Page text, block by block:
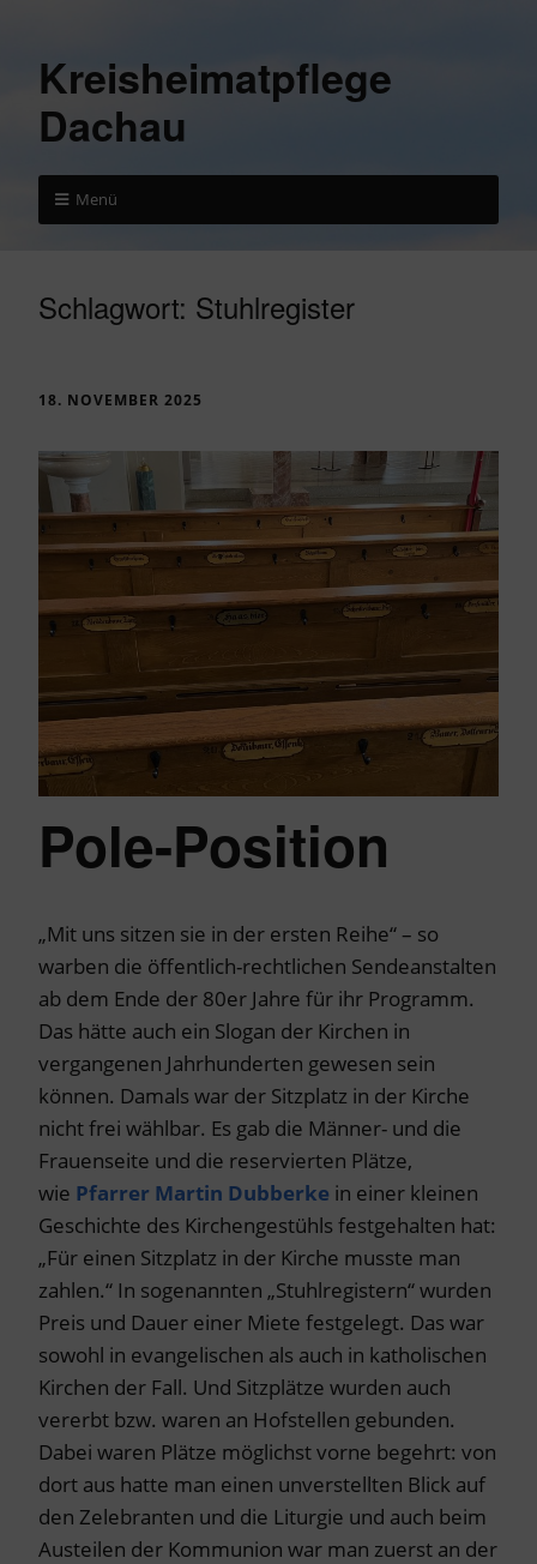
Kreisheimatpflege
Dachau
Menü
Schlagwort: Stuhlregister
18. NOVEMBER 2025
Pole-Position
„Mit uns sitzen sie in der ersten Reihe“ – so
warben die öffentlich-rechtlichen Sendeanstalten
ab dem Ende der 80er Jahre für ihr Programm.
Das hätte auch ein Slogan der Kirchen in
vergangenen Jahrhunderten gewesen sein
können. Damals war der Sitzplatz in der Kirche
nicht frei wählbar. Es gab die Männer- und die
Frauenseite und die reservierten Plätze,
wie Pfarrer Martin Dubberke in einer kleinen
Geschichte des Kirchengestühls festgehalten hat:
„Für einen Sitzplatz in der Kirche musste man
zahlen.“ In sogenannten „Stuhlregistern“ wurden
Preis und Dauer einer Miete festgelegt. Das war
sowohl in evangelischen als auch in katholischen
Kirchen der Fall. Und Sitzplätze wurden auch
vererbt bzw. waren an Hofstellen gebunden.
Dabei waren Plätze möglichst vorne begehrt: von
dort aus hatte man einen unverstellten Blick auf
den Zelebranten und die Liturgie und auch beim
Austeilen der Kommunion war man zuerst an der